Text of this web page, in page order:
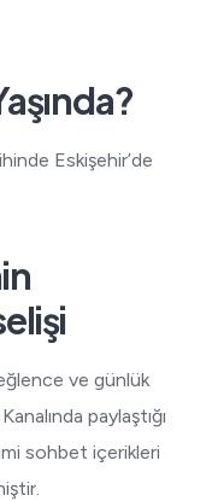
Eskişehir’de
ve günlük
paylaştığı
sohbet içerikleri